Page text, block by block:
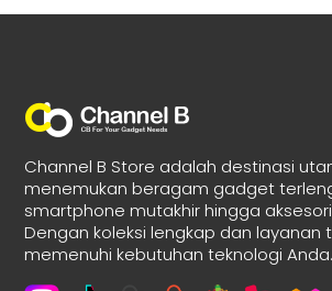
Channel B Store adalah destinasi
menemukan beragam gadget
smartphone mutakhir hingga
Dengan koleksi lengkap dan layanan
memenuhi kebutuhan teknologi Anda.